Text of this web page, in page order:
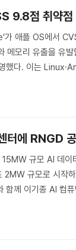
9.8점 취약점
가 애플 OS에서
메모리 유출을 유
했다. 이는
터에 RNGD
규모 AI 데
규모로 시작
께 이기종 AI 컴